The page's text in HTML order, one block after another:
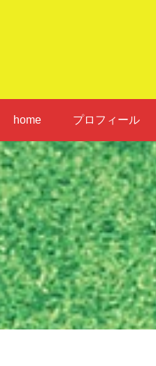
home プロフィール